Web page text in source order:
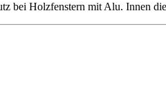
bei Holzfenstern mit Alu. Innen